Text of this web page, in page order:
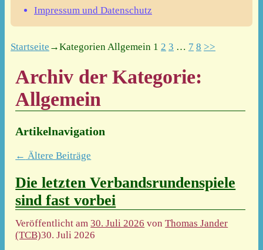
Impressum und Datenschutz
Startseite →Kategorien Allgemein 1 2 3 … 7 8 >>
Archiv der Kategorie:
Allgemein
Artikelnavigation
← Ältere Beiträge
Die letzten Verbandsrundenspiele
sind fast vorbei
Veröffentlicht am30. Juli 2026 vonThomas Jander
(TCB)30. Juli 2026